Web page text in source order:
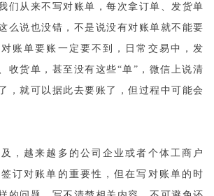
们从来不写对账单，每次拿订单、发货单
么说也没错，不是说没有对账单就不能要
账单要账一定要不到，日常交易中，发
收货单，甚至没有这些“单”，微信上说清
，就可以据此去要账了，但过程中可能会
，越来越多的公司企业或者个体工商户
订对账单的重要性，但在写对账单的时